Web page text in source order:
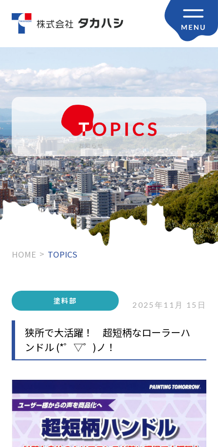
HOME TOPICS
塗料部 2025年11月 15日
狭所で大活躍！ 超短柄なローラーハ
ンドル (*゜▽゜)ノ！